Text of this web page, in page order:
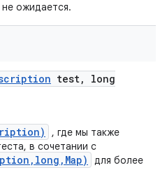
ожидается.
test,
long
, где мы также
в сочетании с
для более